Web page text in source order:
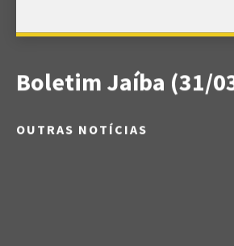
Boletim Jaíba (31/
OUTRAS NOTÍCIAS